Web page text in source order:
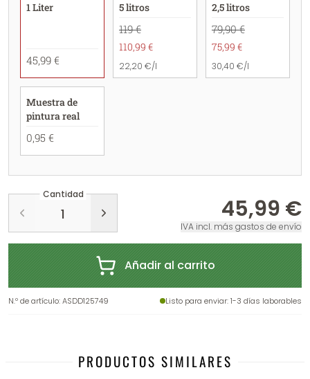
1 Liter
45,99 €
5 litros
119 €
110,99 €
22,20 €/l
2,5 litros
79,90 €
75,99 €
30,40 €/l
Muestra de
pintura real
0,95 €
Cantidad
45,99 €
IVA incl. más gastos de envío
Añadir al carrito
N.º de artículo:ASDD125749 Listo para enviar: 1-3 días laborables
PRODUCTOS SIMILARES